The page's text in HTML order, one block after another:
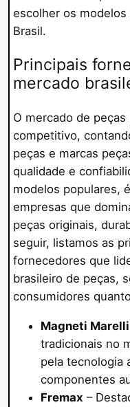
escolher os
Brasil.
Principais
mercado
O mercado de
competitivo,
peças e marcas
qualidade e
modelos populares,
empresas que
peças originais,
seguir, listamos as
fornecedores que
brasileiro de peças,
consumidores
Magneti Marelli
tradicionais no
pela tecnologia
componentes
Fremax –